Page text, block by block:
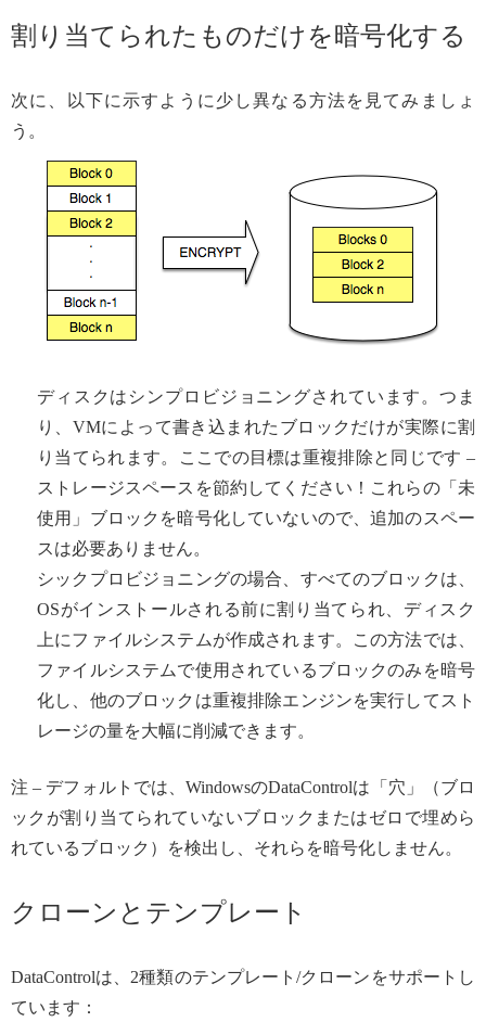
割り当てられたものだけを暗号化する
次に、以下に示すように少し異なる方法を見てみましょ
う。
ディスクはシンプロビジョニングされています。つま
り、VMによって書き込まれたブロックだけが実際に割
り当てられます。ここでの目標は重複排除と同じです –
ストレージスペースを節約してください！これらの「未
使用」ブロックを暗号化していないので、追加のスペー
スは必要ありません。
シックプロビジョニングの場合、すべてのブロックは、
OSがインストールされる前に割り当てられ、ディスク
上にファイルシステムが作成されます。この方法では、
ファイルシステムで使用されているブロックのみを暗号
化し、他のブロックは重複排除エンジンを実行してスト
レージの量を大幅に削減できます。
注 – デフォルトでは、WindowsのDataControlは「穴」（ブロ
ックが割り当てられていないブロックまたはゼロで埋めら
れているブロック）を検出し、それらを暗号化しません。
クローンとテンプレート
DataControlは、2種類のテンプレート/クローンをサポートし
ています：